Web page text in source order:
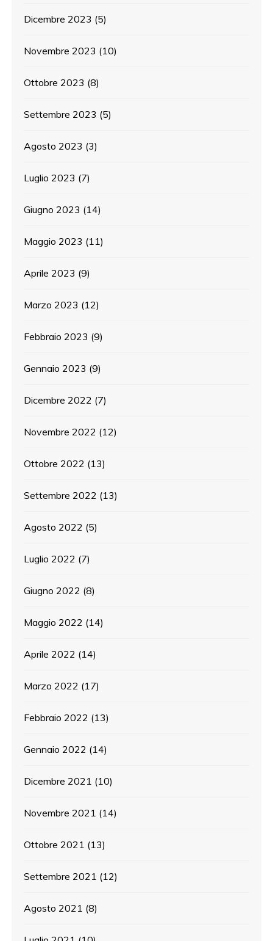
Dicembre 2023 (5)
Novembre 2023 (10)
Ottobre 2023 (8)
Settembre 2023 (5)
Agosto 2023 (3)
Luglio 2023 (7)
Giugno 2023 (14)
Maggio 2023 (11)
Aprile 2023 (9)
Marzo 2023 (12)
Febbraio 2023 (9)
Gennaio 2023 (9)
Dicembre 2022 (7)
Novembre 2022 (12)
Ottobre 2022 (13)
Settembre 2022 (13)
Agosto 2022 (5)
Luglio 2022 (7)
Giugno 2022 (8)
Maggio 2022 (14)
Aprile 2022 (14)
Marzo 2022 (17)
Febbraio 2022 (13)
Gennaio 2022 (14)
Dicembre 2021 (10)
Novembre 2021 (14)
Ottobre 2021 (13)
Settembre 2021 (12)
Agosto 2021 (8)